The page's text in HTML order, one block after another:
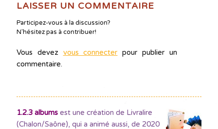
LAISSER UN COMMENTAIRE
Participez-vous à la discussion?
N'hésitez pas à contribuer!
Vous devez vous connecter pour publier un
commentaire.
1.2.3 albumsest une création de Livralire
(Chalon/Saône), qui a animé aussi, de 2020